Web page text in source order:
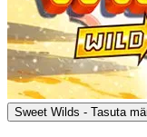
Sweet Wilds - Tasuta